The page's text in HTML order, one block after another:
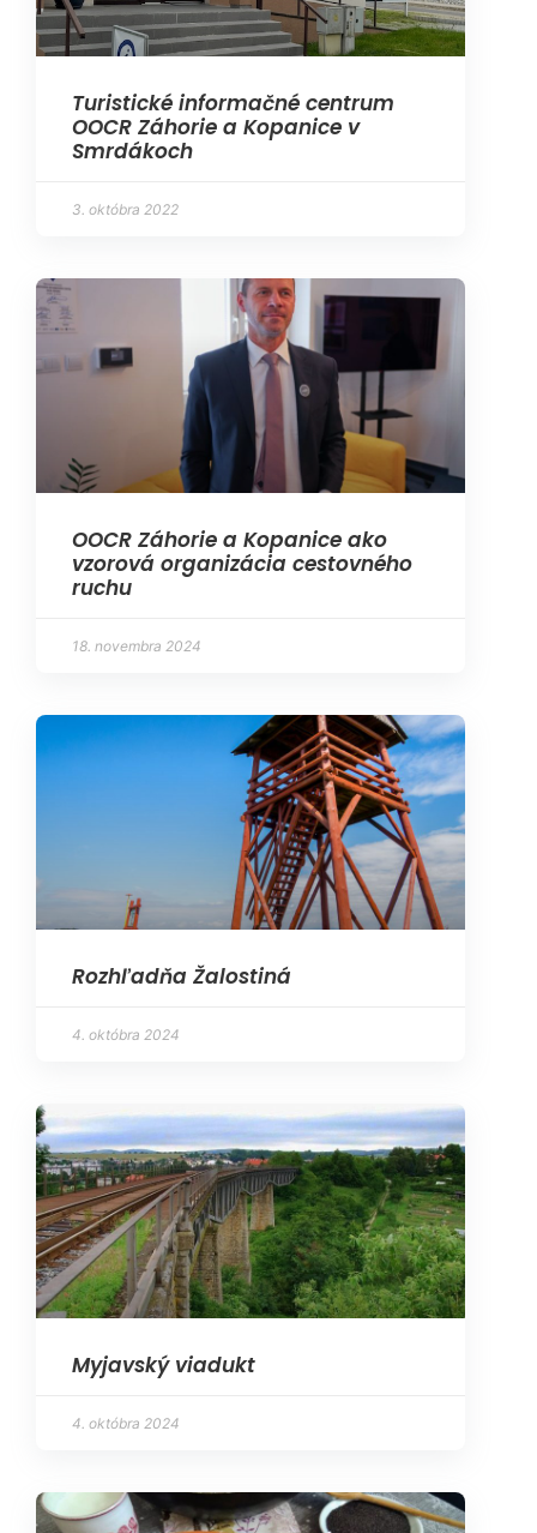
Turistické informačné centrum
OOCR Záhorie a Kopanice v
Smrdákoch
3. októbra 2022
OOCR Záhorie a Kopanice ako
vzorová organizácia cestovného
ruchu
18. novembra 2024
Rozhľadňa Žalostiná
4. októbra 2024
Myjavský viadukt
4. októbra 2024